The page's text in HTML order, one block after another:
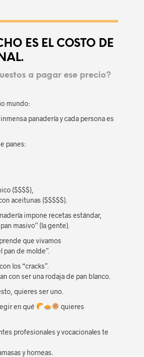
ES EL COSTO DE
a pagar ese precio?
mundo:
panadería y cada persona es
panes:
($$$$),
aceitunas ($$$$$).
impone recetas estándar,
masivo” (la gente).
que vivamos
pan de molde”.
los “cracks”.
con ser una rodaja de pan blanco.
quieres ser uno.
en qué
quieres
profesionales y vocacionales te
y horneas.